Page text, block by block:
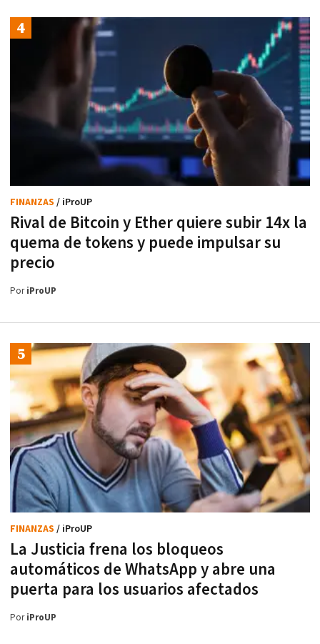
Rival de Bitcoin y Ether quiere subir 14x la
quema de tokens y puede impulsar su
precio
FINANZAS / iProUP
PoriProUP
La Justicia frena los bloqueos
automáticos de WhatsApp y abre una
puerta para los usuarios afectados
FINANZAS / iProUP
PoriProUP